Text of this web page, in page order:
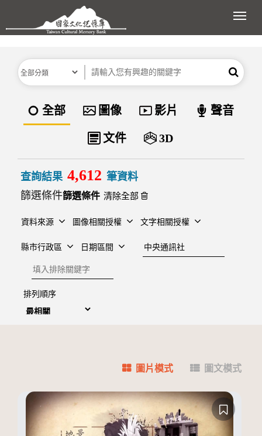
跳到主要內容區塊
展
分類 關鍵字 搜尋
資料類型
全部 圖像 影片 聲音
文件 3D
查詢結果 4,612 筆資料
篩選條件
清除全部
資料來源 圖像相關授權 文字相關授權
縣市行政區 日期區間
建檔單位
排除關鍵字
排列順序
圖片模式 圖文模式